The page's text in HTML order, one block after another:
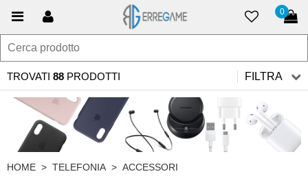
0
TROVATI 88 PRODOTTI FILTRA
HOME > TELEFONIA> ACCESSORI